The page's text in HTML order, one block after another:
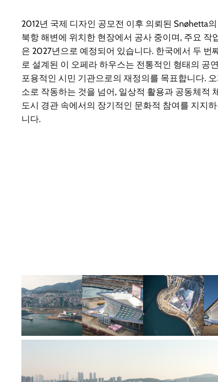
2012년 국제 디자인 공모전 이후 의뢰된 Snøhetta
북항 해변에 위치한 현장에서 공사 중이며, 주요 작
은 2027년으로 예정되어 있습니다. 한국에서 두 번
로 설계된 이 오페라 하우스는 전통적인 형태의 공
포용적인 시민 기관으로의 재정의를 목표합니다.
소로 작동하는 것을 넘어, 일상적 활용과 공동체적
도시 경관 속에서의 장기적인 문화적 참여를 지지
니다.